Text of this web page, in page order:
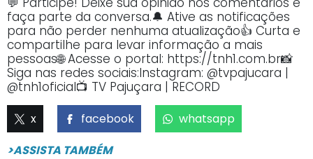
faça parte da conversa.🔔 Ative as notificações
para não perder nenhuma atualização👍 Curta e
compartilhe para levar informação a mais
pessoas🌐 Acesse o portal: https://tnh1.com.br📸
Siga nas redes sociais:Instagram: @tvpajucara |
@tnh1oficial📺 TV Pajuçara | RECORD
x facebook
whatsapp
>ASSISTA TAMBÉM